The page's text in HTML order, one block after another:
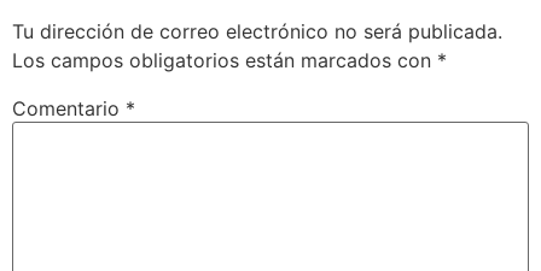
Tu dirección de correo electrónico no será publicada.
Los campos obligatorios están marcados con *
Comentario *